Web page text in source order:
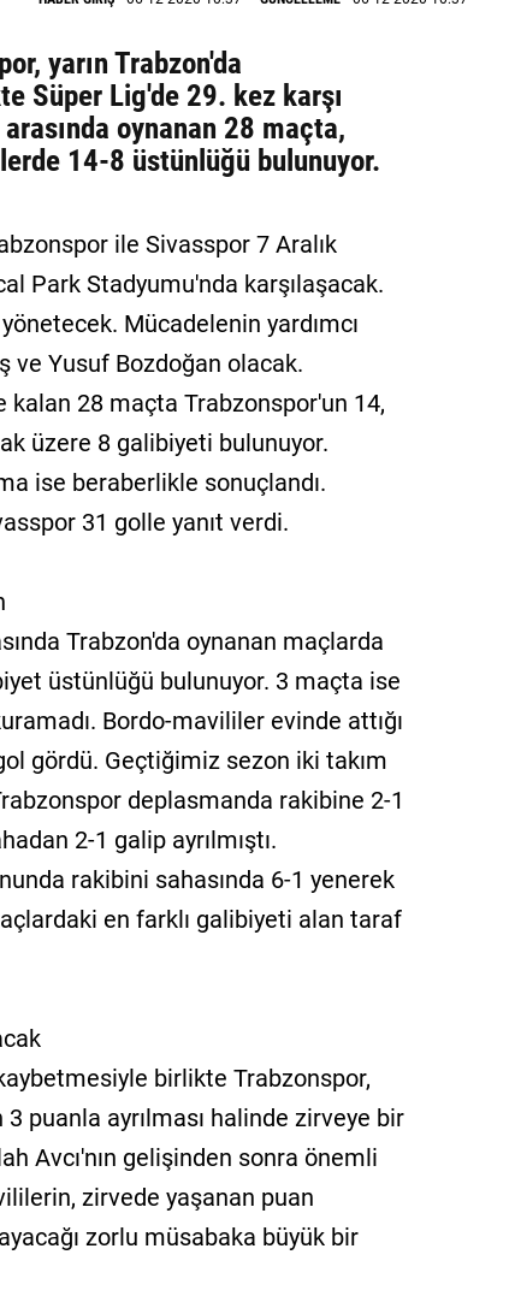
yarın Trabzon'da
Süper Lig'de 29. kez karşı
oynanan 28 maçta,
14-8 üstünlüğü bulunuyor.
ile Sivasspor 7 Aralık
Park Stadyumu'nda karşılaşacak.
Mücadelenin yardımcı
ve Yusuf Bozdoğan olacak.
kalan 28 maçta Trabzonspor'un 14,
üzere 8 galibiyeti bulunuyor.
ise beraberlikle sonuçlandı.
31 golle yanıt verdi.
Trabzon'da oynanan maçlarda
üstünlüğü bulunuyor. 3 maçta ise
Bordo-mavililer evinde attığı
gördü. Geçtiğimiz sezon iki takım
deplasmanda rakibine 2-1
2-1 galip ayrılmıştı.
rakibini sahasında 6-1 yenerek
en farklı galibiyeti alan taraf
birlikte Trabzonspor,
3 puanla ayrılması halinde zirveye bir
Avcı'nın gelişinden sonra önemli
zirvede yaşanan puan
zorlu müsabaka büyük bir